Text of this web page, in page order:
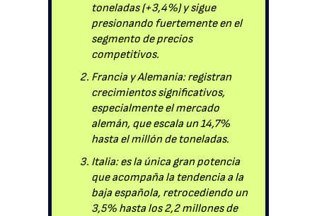
toneladas (+3,4%) y sigue
presionando fuertemente en el
segmento de precios
competitivos.
Francia y Alemania: registran
crecimientos significativos,
especialmente el mercado
alemán, que escala un 14,7%
hasta el millón de toneladas.
Italia: es la única gran potencia
que acompaña la tendencia a la
baja española, retrocediendo un
3,5% hasta los 2,2 millones de